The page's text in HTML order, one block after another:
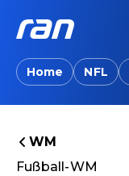
Home NFL
WM
Fußball-WM